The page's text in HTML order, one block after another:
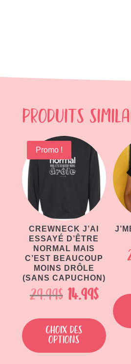
Produits
Promo !
CREWNECK J’AI
ESSAYÉ D’ÊTRE
NORMAL MAIS
C’EST BEAUCOUP
MOINS DRÔLE
(SANS CAPUCHON)
29.99$ Le
initial
était :
14.99$Le
prix
est :
Choix des
options
Ce
produit
a